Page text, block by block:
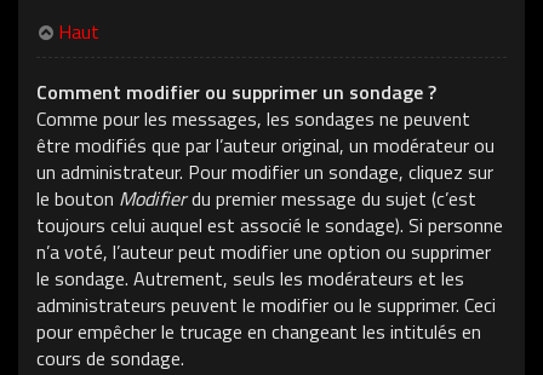
Haut
Comment modifier ou supprimer un sondage ?
Comme pour les messages, les sondages ne peuvent
être modifiés que par l’auteur original, un modérateur ou
un administrateur. Pour modifier un sondage, cliquez sur
le bouton Modifierdu premier message du sujet (c’est
toujours celui auquel est associé le sondage). Si personne
n’a voté, l’auteur peut modifier une option ou supprimer
le sondage. Autrement, seuls les modérateurs et les
administrateurs peuvent le modifier ou le supprimer. Ceci
pour empêcher le trucage en changeant les intitulés en
cours de sondage.